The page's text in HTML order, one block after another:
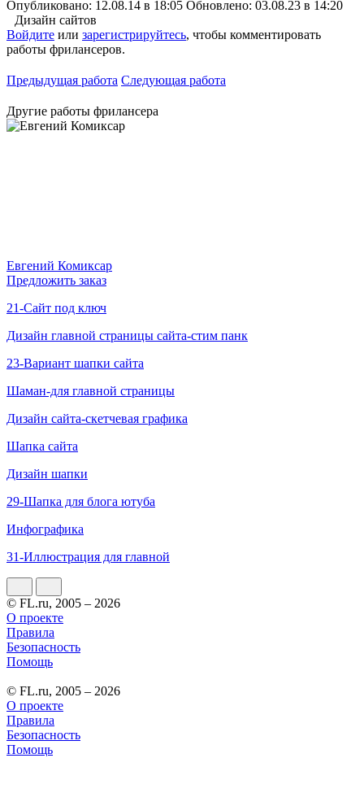
Опубликовано: 12.08.14 в 18:05 Обновлено: 03.08.23 в 14:20
Дизайн сайтов
Войдите или зарегистрируйтесь, чтобы комментировать
работы фрилансеров.
Предыдущая работа Следующая работа
Другие работы фрилансера
Евгений Комиксар
Предложить заказ
21-Сайт под ключ
Дизайн главной страницы сайта-стим панк
23-Вариант шапки сайта
Шаман-для главной страницы
Дизайн сайта-скетчевая графика
Шапка сайта
Дизайн шапки
29-Шапка для блога ютуба
Инфографика
31-Иллюстрация для главной
© FL.ru, 2005 – 2026
О проекте
Правила
Безопасность
Помощь
© FL.ru, 2005 – 2026
О проекте
Правила
Безопасность
Помощь